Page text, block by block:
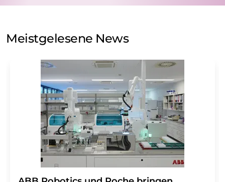
auf Basis unsererDatenschutzerklärung. LUMITOS darf
Meinungsforschung per E-Mail kontaktieren. Ihre
Einwilligung können Sie jederzeit ohne Angabe von
Str. 2, 12489 Berlin oder per E-Mail unter
widerruf@lumitos.commit Wirkung für die Zukunft
widerrufen. Zudem ist in jeder E-Mail ein Link zur
Abbestellung des entsprechenden Newsletters
enthalten.
Meistgelesene News